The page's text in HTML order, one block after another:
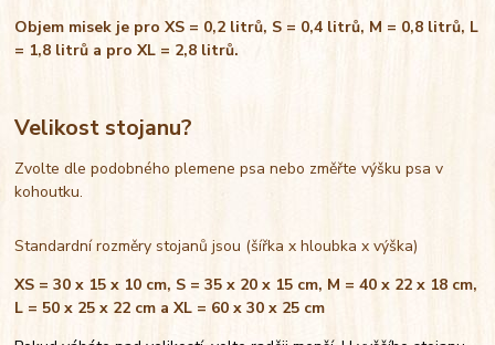
Objem misek je pro XS = 0,2 litrů, S = 0,4 litrů, M = 0,8 litrů, L
= 1,8 litrů a pro XL = 2,8 litrů.
Velikost stojanu?
Zvolte dle podobného plemene psa nebo změřte výšku psa v
kohoutku.
Standardní rozměry stojanů jsou (šířka x hloubka x výška)
XS = 30 x 15 x 10 cm, S = 35 x 20 x 15 cm, M = 40 x 22 x 18 cm,
L = 50 x 25 x 22 cm a XL = 60 x 30 x 25 cm